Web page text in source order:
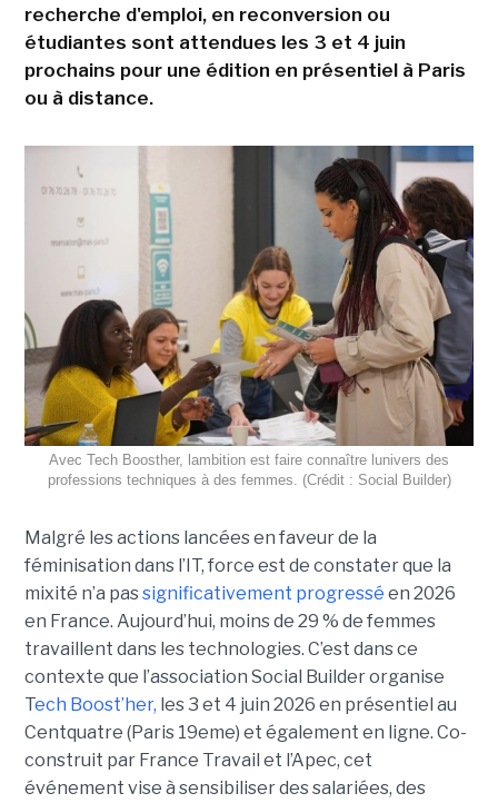
recherche d'emploi, en reconversion ou
étudiantes sont attendues les 3 et 4 juin
prochains pour une édition en présentiel à Paris
ou à distance.
Avec Tech Boosther, lambition est faire connaître lunivers des
professions techniques à des femmes. (Crédit : Social Builder)
Malgré les actions lancées en faveur de la
féminisation dans l’IT, force est de constater que la
mixité n’a passignificativement progressé en 2026
en France. Aujourd’hui, moins de 29 % de femmes
travaillent dans les technologies. C’est dans ce
contexte que l’association Social Builder organise
Tech Boost’her, les 3 et 4 juin 2026 en présentiel au
Centquatre (Paris 19eme) et également en ligne. Co-
construit par France Travail et l’Apec, cet
événement vise à sensibiliser des salariées, des